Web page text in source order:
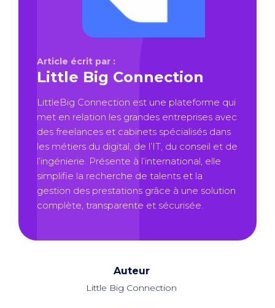
Article écrit par :
Little Big Connection
LittleBig Connection est une plateforme qui
met en relation les grandes entreprises avec
des freelances et cabinets spécialisés dans
les métiers du digital, de l’IT, du conseil et de
l’ingénierie. Présente à l’international, elle
simplifie la recherche de talents et la
gestion des prestations grâce à une solution
complète, transparente et sécurisée.
Auteur
Little Big Connection